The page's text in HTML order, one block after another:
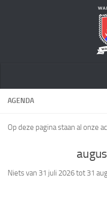
Home
Geschiedenis
AGENDA
Op deze pagina staan al onze
Niets van 31 juli 2026 tot 31